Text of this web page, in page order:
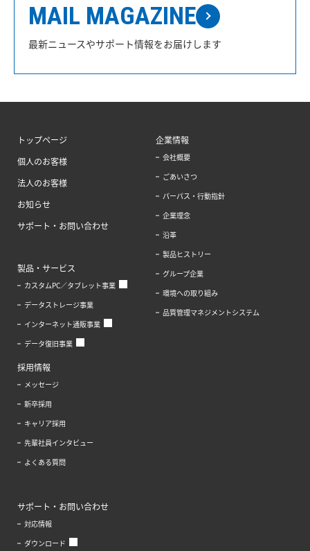
MAIL MAGAZINE
最新ニュースやサポート情報をお届けします
トップページ
個人のお客様
法人のお客様
お知らせ
サポート・お問い合わせ
製品・サービス
カスタムPC／タブレット事業
データストレージ事業
インターネット通販事業
データ復旧事業
企業情報
会社概要
ごあいさつ
パーパス・行動指針
企業理念
沿革
製品ヒストリー
グループ企業
環境への取り組み
品質管理マネジメントシステム
採用情報
メッセージ
新卒採用
キャリア採用
先輩社員インタビュー
よくある質問
サポート・お問い合わせ
対応情報
ダウンロード